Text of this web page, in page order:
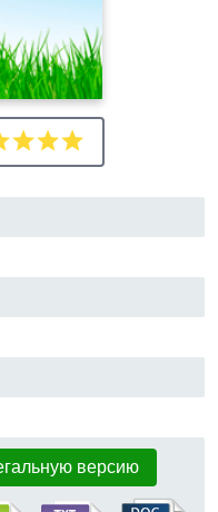
версию